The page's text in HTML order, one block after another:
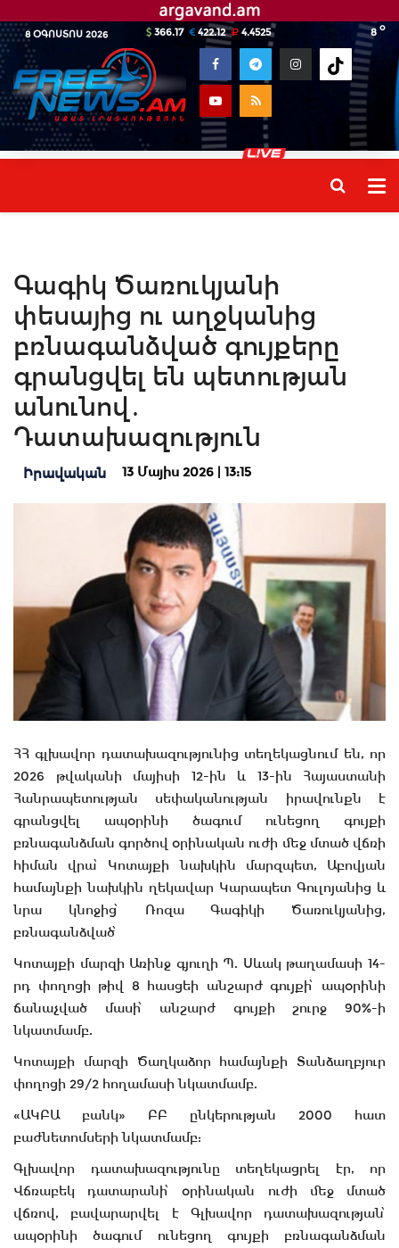
8 ՕԳՈՍՏՈՍ 2026 8 o
366.17 422.12 4.4525
Գագիկ Ծառուկյանի
փեսայից ու աղջկանից
բռնագանձված գույքերը
գրանցվել են պետության
անունով․
Դատախազություն
Իրավական 13 Մայիս 2026 | 13:15
ՀՀ գլխավոր դատախազությունից տեղեկացնում են, որ
2026 թվականի մայիսի 12-ին և 13-ին Հայաստանի
Հանրապետության սեփականության իրավունքն է
գրանցվել ապօրինի ծագում ունեցող գույքի
բռնագանձման գործով օրինական ուժի մեջ մտած վճռի
հիման վրա՝ Կոտայքի նախկին մարզպետ, Աբովյան
համայնքի նախկին ղեկավար Կարապետ Գուլոյանից և
նրա կնոջից՝ Ռոզա Գագիկի Ծառուկյանից,
բռնագանձված՝
Կոտայքի մարզի Առինջ գյուղի Պ. Սևակ թաղամասի 14-
րդ փողոցի թիվ 8 հասցեի անշարժ գույքի՝ ապօրինի
ճանաչված մասի՝ անշարժ գույքի շուրջ 90%-ի
նկատմամբ.
Կոտայքի մարզի Ծաղկաձոր համայնքի Տանձաղբյուր
փողոցի 29/2 հողամասի նկատմամբ.
«ԱԿԲԱ բանկ» ԲԲ ընկերության 2000 հատ
բաժնետոմսերի նկատմամբ:
Գլխավոր դատախազությունը տեղեկացրել էր, որ
Վճռաբեկ դատարանի՝ օրինական ուժի մեջ մտած
վճռով, բավարարվել է Գլխավոր դատախազության՝
ապօրինի ծագում ունեցող գույքի բռնագանձման